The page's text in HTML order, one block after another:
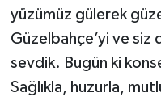
yüzümüz gülerek
Güzelbahçe’yi ve siz
sevdik. Bugün ki
Sağlıkla, huzurla,